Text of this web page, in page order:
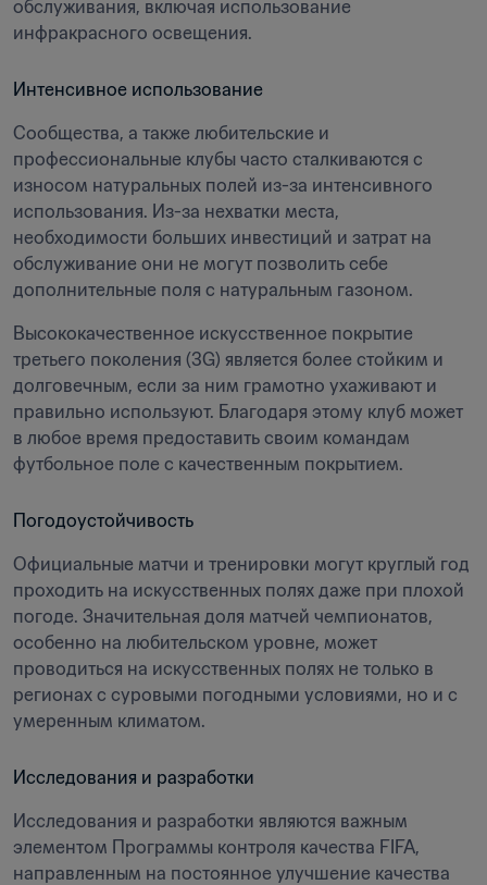
обслуживания, включая использование
инфракрасного освещения.
Интенсивное использование
Сообщества, а также любительские и
профессиональные клубы часто сталкиваются с
износом натуральных полей из-за интенсивного
использования. Из-за нехватки места,
необходимости больших инвестиций и затрат на
обслуживание они не могут позволить себе
дополнительные поля с натуральным газоном.
Высококачественное искусственное покрытие
третьего поколения (3G) является более стойким и
долговечным, если за ним грамотно ухаживают и
правильно используют. Благодаря этому клуб может
в любое время предоставить своим командам
футбольное поле с качественным покрытием.
Погодоустойчивость
Официальные матчи и тренировки могут круглый год
проходить на искусственных полях даже при плохой
погоде. Значительная доля матчей чемпионатов,
особенно на любительском уровне, может
проводиться на искусственных полях не только в
регионах с суровыми погодными условиями, но и с
умеренным климатом.
Исследования и разработки
Исследования и разработки являются важным
элементом Программы контроля качества FIFA,
направленным на постоянное улучшение качества